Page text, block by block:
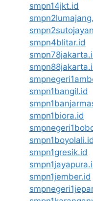
smpn14jkt.id
smpn4blitar.id
smpn1bangil.id
smpn1biora.id
smpn1boyolali.id
smpn1gresik.id
smpn1jember.id